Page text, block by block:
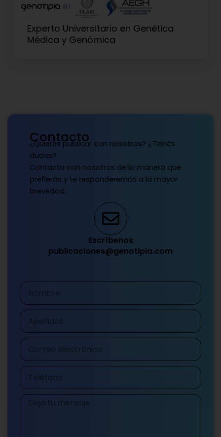
Experto Universitario en Genética
Médica y Genómica
Contacto
¿Quieres publicar con nosotros? ¿Tienes
dudas?
Contacta con nosotros de la manera que
prefieras y te responderemos a la mayor
brevedad.
Escríbenos
publicaciones@genotipia.com
Nombre
Apellidos
Correo
electrónico
Teléfono
Mensaje